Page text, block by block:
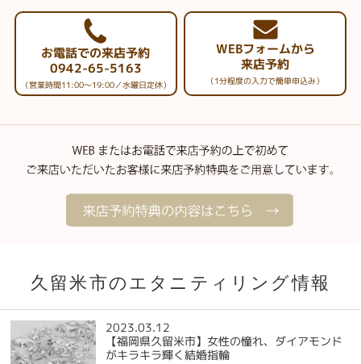
お電話での来店予約
0942-65-5163
（営業時間11:00～19:00／水曜日定休）
WEBフォームから
来店予約
（1分程度の入力で簡単申込み）
久留米市のエタニティリング情報
2023.03.12
【福岡県久留米市】女性の憧れ、ダイアモンド
がキラキラ輝く結婚指輪